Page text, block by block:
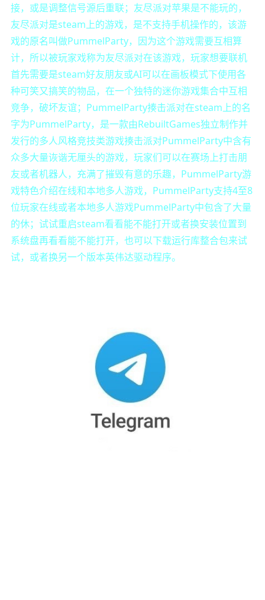
接，或是调整信号源后重联；友尽派对苹果是不能玩的，
友尽派对是steam上的游戏，是不支持手机操作的，该游
戏的原名叫做PummelParty，因为这个游戏需要互相算
计，所以被玩家戏称为友尽派对在该游戏，玩家想要联机
首先需要是steam好友朋友或AI可以在画板模式下使用各
种可笑又搞笑的物品，在一个独特的迷你游戏集合中互相
竞争，破坏友谊；PummelParty揍击派对在steam上的名
字为PummelParty，是一款由RebuiltGames独立制作并
发行的多人风格竞技类游戏揍击派对PummelParty中含有
众多大量诙谐无厘头的游戏，玩家们可以在赛场上打击朋
友或者机器人，充满了摧毁有意的乐趣，PummelParty游
戏特色介绍在线和本地多人游戏，PummelParty支持4至8
位玩家在线或者本地多人游戏PummelParty中包含了大量
的休；试试重启steam看看能不能打开或者换安装位置到
系统盘再看看能不能打开，也可以下载运行库整合包来试
试，或者换另一个版本英伟达驱动程序。